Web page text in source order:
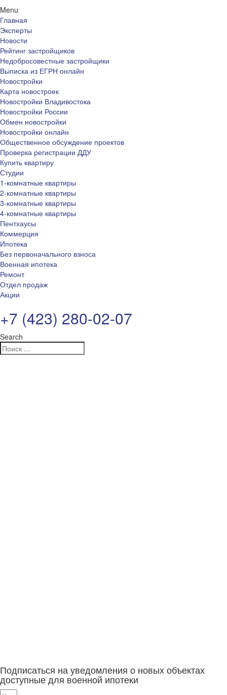
Menu
Главная
Эксперты
Новости
Рейтинг застройщиков
Недобросовестные застройщики
Выписка из ЕГРН онлайн
Новостройки
Карта новостроек
Новостройки Владивостока
Новостройки России
Обмен новостройки
Новостройки онлайн
Общественное обсуждение проектов
Проверка регистрации ДДУ
Купить квартиру
Студии
1-комнатные квартиры
2-комнатные квартиры
3-комнатные квартиры
4-комнатные квартиры
Пентхаусы
Коммерция
Ипотека
Без первоначального взноса
Военная ипотека
Ремонт
Отдел продаж
Акции
+7 (423) 280-02-07
Search
Подписаться на уведомления о новых объектах
доступные для военной ипотеки